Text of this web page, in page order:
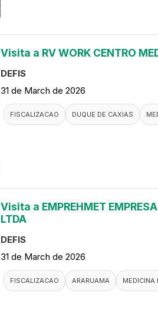
Visita a RV WORK CENTRO
DEFIS
31 de March de 2026
FISCALIZACAO DUQUE DE CAXIAS
Visita a EMPREHMET
LTDA
DEFIS
31 de March de 2026
FISCALIZACAO ARARUAMA MEDICINA